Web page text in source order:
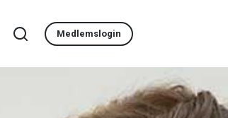
Medlemslogin